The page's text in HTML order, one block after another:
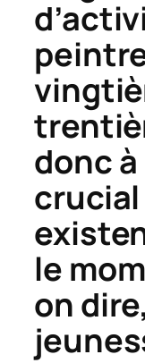
donc
le
on dir